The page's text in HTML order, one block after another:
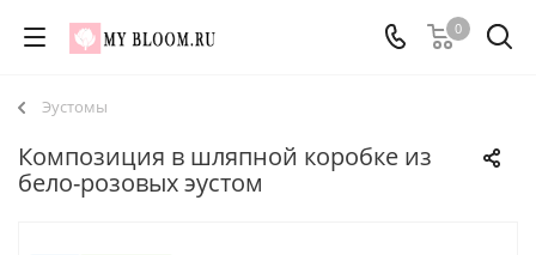
0
Эустомы
Композиция в шляпной коробке из
бело-розовых эустом